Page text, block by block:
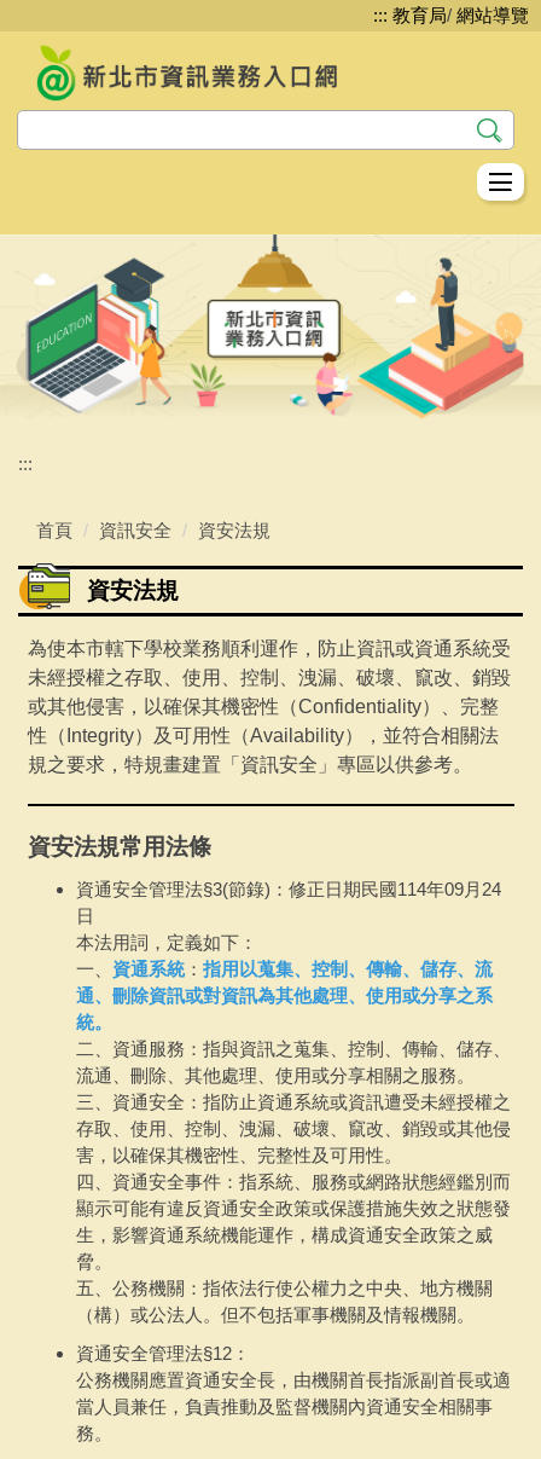
容
::: 教育局/ 網站導覽
資訊安全
網路管理
系統服務
平台服務
專案活動
下載專區
採購說明及相關文件
:::
首頁 資訊安全 資安法規
資安法規
為使本市轄下學校業務順利運作，防止資訊或資通系統受
未經授權之存取、使用、控制、洩漏、破壞、竄改、銷毀
或其他侵害，以確保其機密性（Confidentiality）、完整
性（ Integrity）及可用性（Availability），並符合相關法
規之要求，特規畫建置「資訊安全」專區以供參考。
資安法規常用法條
資通安全管理法§3(節錄)：修正日期民國114年09月24
日
本法用詞，定義如下：
一、 資通系統： 指用以蒐集、控制、傳輸、儲存、流
通、刪除資訊或對資訊為其他處理、使用或分享之系
統。
二、資通服務：指與資訊之蒐集、控制、傳輸、儲存、
流通、刪除、其他處理、使用或分享相關之服務。
三、資通安全：指防止資通系統或資訊遭受未經授權之
存取、使用、控制、洩漏、破壞、竄改、銷毀或其他侵
害，以確保其機密性、完整性及可用性。
四、資通安全事件：指系統、服務或網路狀態經鑑別而
顯示可能有違反資通安全政策或保護措施失效之狀態發
生，影響資通系統機能運作，構成資通安全政策之威
脅。
五、公務機關：指依法行使公權力之中央、地方機關
（構）或公法人。但不包括軍事機關及情報機關。
資通安全管理法§12：
公務機關應置資通安全長，由機關首長指派副首長或適
當人員兼任，負責推動及監督機關內資通安全相關事
務。